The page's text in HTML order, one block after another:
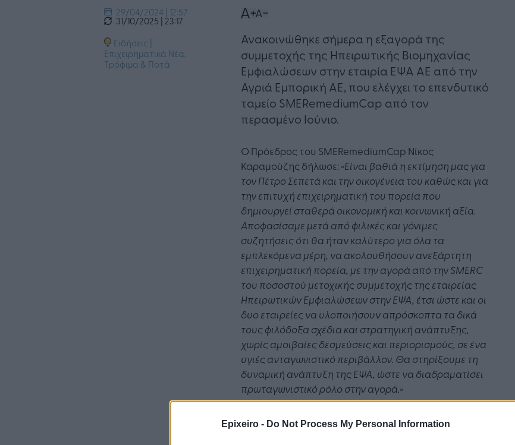
Epixeiro - Do Not Process My Personal Information
29/04/2024 | 12:57
31/10/2025 | 23:17
Ειδήσεις |
Επιχειρηματικά Νέα,
Τρόφιμα & Ποτά
Ανακοινώθηκε σήμερα η εξαγορά της
συμμετοχής της Ηπειρωτικής Βιομηχανίας
Εμφιαλώσεων στην εταιρία ΕΨΑ ΑΕ από την
Αγριά Εμπορική ΑΕ, που ελέγχει το επενδυτικό
ταμείο SMERemediumCap από τον
περασμένο Ιούνιο.
Ο Πρόεδρος του SMERemediumCap Νίκος
Καραμούζης δήλωσε: «Είναι βαθιά η εκτίμηση μας για
τον Πέτρο Σεπετά και την οικογένεια του καθώς και για
την επιτυχή επιχειρηματική του πορεία που
δημιουργεί σταθερά οικονομική και κοινωνική αξία.
Αποφασίσαμε μετά από φιλικές και γόνιμες
συζητήσεις ότι θα ήταν καλύτερο για όλα τα
εμπλεκόμενα μέρη, να ακολουθήσουν ανεξάρτητη
επιχειρηματική πορεία, με την αγορά από τηνSMERC
του ποσοστού μετοχικής συμμετοχής της εταιρείας
Ηπειρωτικών Εμφιαλώσεων στην ΕΨΑ, έτσι ώστε και οι
δυο εταιρείες να υλοποιήσουν απρόσκοπτα τα δικά
τους φιλόδοξα σχέδια και στρατηγική ανάπτυξης,
χωρίς αμοιβαίες δεσμεύσεις και περιορισμούς, σε ένα
υγιές ανταγωνιστικό περιβάλλον. Θα στηρίξουμε τη
δυναμική ανάπτυξη της ΕΨΑ, ώστε να διαδραματίσει
πρωταγωνιστικό ρόλο στην αγορά.»
Η Τεχνητή Νοημοσύνη: το νέο
λειτουργικό σύστημα της
επιχείρησης
Οι προσλήψεις αλλάζουν: To
Jobfind.gr ως στρατηγικός
«σύμμαχος» για κάθε
επιχείρηση και εργαζόμενο